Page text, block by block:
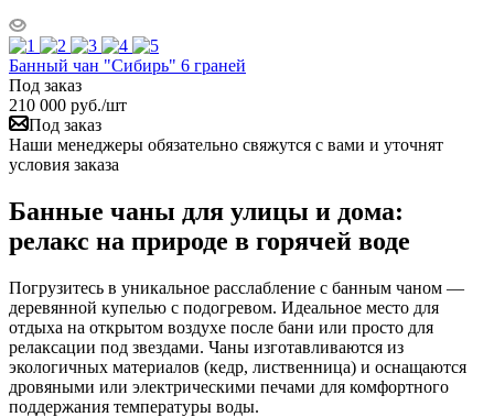
Банный чан "Сибирь" 6 граней
Под заказ
210 000 руб./шт
Под заказ
Наши менеджеры обязательно свяжутся с вами и уточнят
условия заказа
Банные чаны для улицы и дома:
релакс на природе в горячей воде
Погрузитесь в уникальное расслабление с банным чаном —
деревянной купелью с подогревом. Идеальное место для
отдыха на открытом воздухе после бани или просто для
релаксации под звездами. Чаны изготавливаются из
экологичных материалов (кедр, лиственница) и оснащаются
дровяными или электрическими печами для комфортного
поддержания температуры воды.